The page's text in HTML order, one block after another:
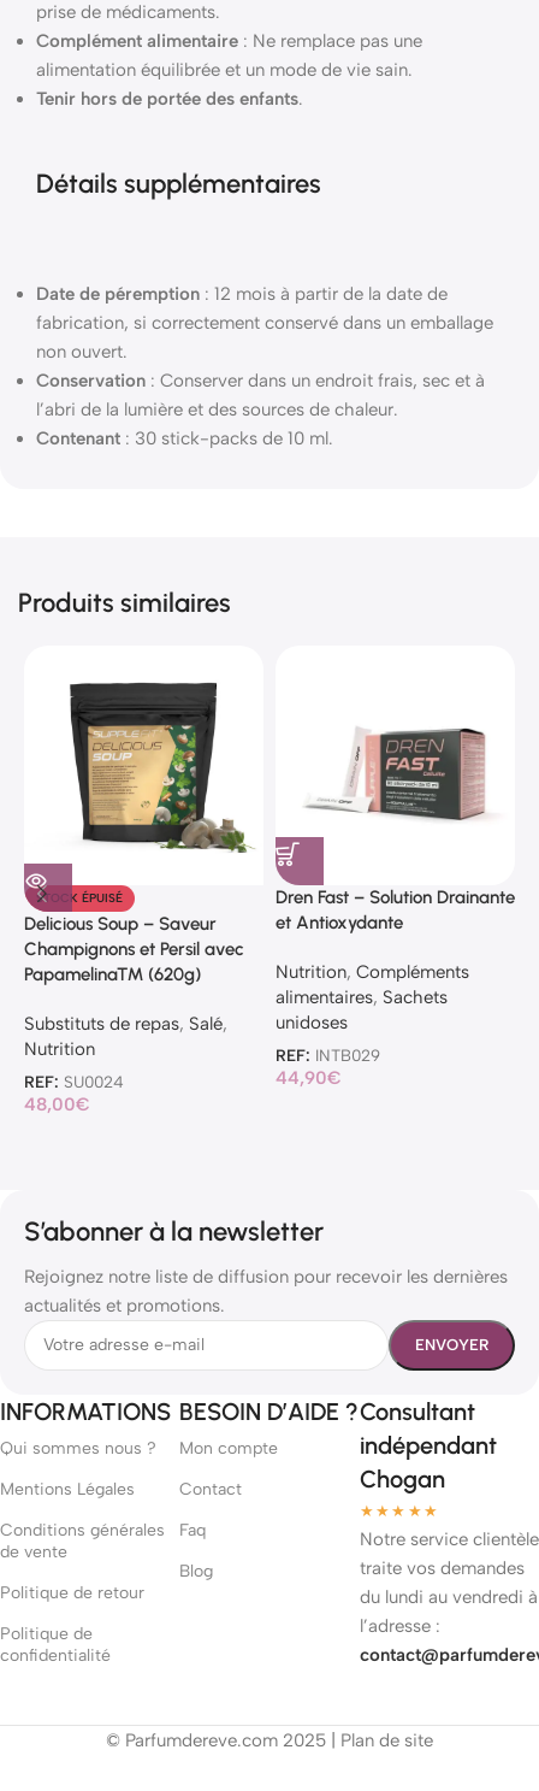
prise de médicaments.
Complément alimentaire : Ne remplace pas une
alimentation équilibrée et un mode de vie sain.
Tenir hors de portée des enfants.
Détails supplémentaires
Date de péremption : 12 mois à partir de la date de
fabrication, si correctement conservé dans un emballage
non ouvert.
Conservation : Conserver dans un endroit frais, sec et à
l’abri de la lumière et des sources de chaleur.
Contenant : 30 stick-packs de 10 ml.
Produits similaires
STOCK ÉPUISÉ
Delicious Soup – Saveur
Champignons et Persil avec
Papamelina™ (620g)
Substituts de repas, Salé,
Nutrition
REF: SU0024
48,00€
Dren Fast – Solution Drainante
et Antioxydante
Nutrition, Compléments
alimentaires, Sachets
unidoses
REF: INTB029
44,90€
S’abonner à la newsletter
Rejoignez notre liste de diffusion pour recevoir les dernières
actualités et promotions.
INFORMATIONS
Qui sommes nous ?
Mentions Légales
Conditions générales
de vente
Politique de retour
Politique de
confidentialité
BESOIN D’AIDE ?
Mon compte
Contact
Faq
Blog
Consultant
indépendant
Chogan
★★★★★
Notre service clientèle
traite vos demandes
du lundi au vendredi à
l’adresse :
© Parfumdereve.com 2025 | Plan de site